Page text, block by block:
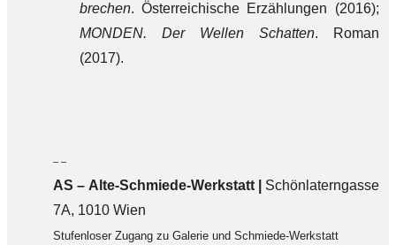
brechen. Österreichische Erzählungen (2016);
MONDEN. Der Wellen Schatten. Roman
(2017).
– –
AS – Alte-Schmiede-Werkstatt | Schönlaterngasse
7A, 1010 Wien
Stufenloser Zugang zu Galerie und Schmiede-Werkstatt